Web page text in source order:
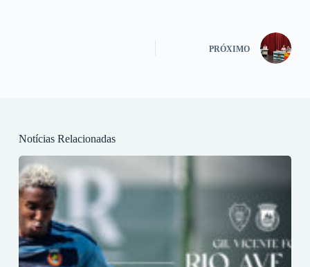
PRÓXIMO
Notícias Relacionadas